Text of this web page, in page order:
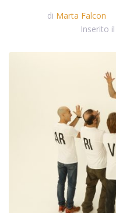
di Marta Falcon
Inserito il